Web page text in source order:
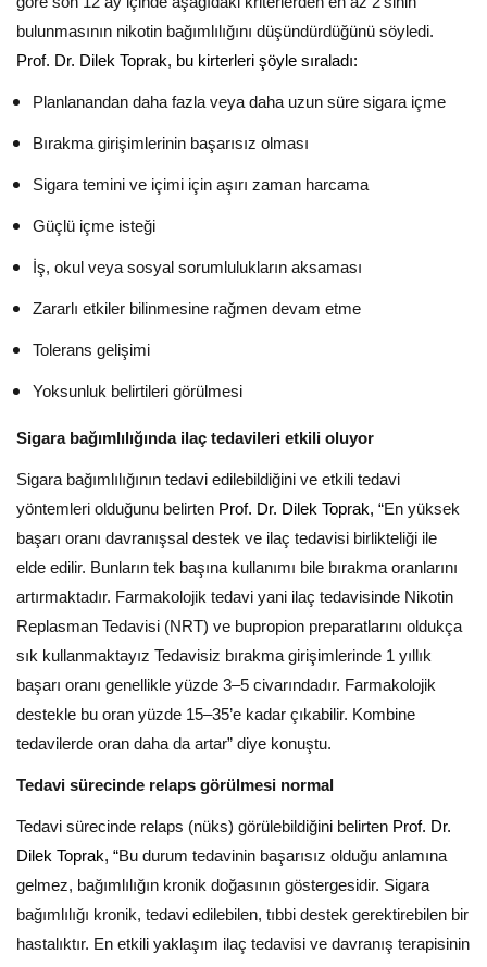
bulunmasının nikotin bağımlılığını düşündürdüğünü söyledi.
Prof. Dr. Dilek Toprak, bu kirterleri şöyle sıraladı:
Planlanandan daha fazla veya daha uzun süre sigara içme
Bırakma girişimlerinin başarısız olması
Sigara temini ve içimi için aşırı zaman harcama
Güçlü içme isteği
İş, okul veya sosyal sorumlulukların aksaması
Zararlı etkiler bilinmesine rağmen devam etme
Tolerans gelişimi
Yoksunluk belirtileri görülmesi
Sigara bağımlılığında ilaç tedavileri etkili oluyor
Sigara bağımlılığının tedavi edilebildiğini ve etkili tedavi
yöntemleri olduğunu belirten Prof. Dr. Dilek Toprak, “En yüksek
başarı oranı davranışsal destek ve ilaç tedavisi birlikteliği ile
elde edilir. Bunların tek başına kullanımı bile bırakma oranlarını
artırmaktadır. Farmakolojik tedavi yani ilaç tedavisinde Nikotin
Replasman Tedavisi (NRT) ve bupropion preparatlarını oldukça
sık kullanmaktayız Tedavisiz bırakma girişimlerinde 1 yıllık
başarı oranı genellikle yüzde 3–5 civarındadır. Farmakolojik
destekle bu oran yüzde 15–35’e kadar çıkabilir. Kombine
tedavilerde oran daha da artar” diye konuştu.
Tedavi sürecinde relaps görülmesi normal
Tedavi sürecinde relaps (nüks) görülebildiğini belirten Prof. Dr.
Dilek Toprak, “Bu durum tedavinin başarısız olduğu anlamına
gelmez, bağımlılığın kronik doğasının göstergesidir. Sigara
bağımlılığı kronik, tedavi edilebilen, tıbbi destek gerektirebilen bir
hastalıktır. En etkili yaklaşım ilaç tedavisi ve davranış terapisinin